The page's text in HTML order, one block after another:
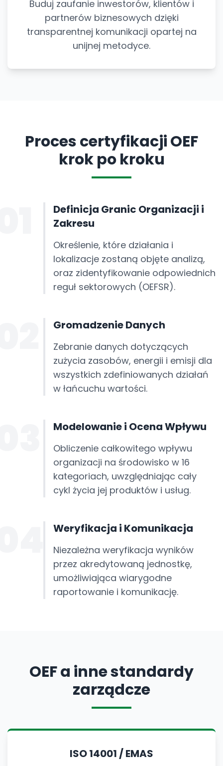
Buduj zaufanie inwestorów, klientów i
partnerów biznesowych dzięki
transparentnej komunikacji opartej na
unijnej metodyce.
Proces certyfikacji OEF
krok po kroku
Definicja Granic Organizacji i
Zakresu
Określenie, które działania i
lokalizacje zostaną objęte analizą,
oraz zidentyfikowanie odpowiednich
reguł sektorowych (OEFSR).
Gromadzenie Danych
Zebranie danych dotyczących
zużycia zasobów, energii i emisji dla
wszystkich zdefiniowanych działań
w łańcuchu wartości.
Modelowanie i Ocena Wpływu
Obliczenie całkowitego wpływu
organizacji na środowisko w 16
kategoriach, uwzględniając cały
cykl życia jej produktów i usług.
Weryfikacja i Komunikacja
Niezależna weryfikacja wyników
przez akredytowaną jednostkę,
umożliwiająca wiarygodne
raportowanie i komunikację.
OEF a inne standardy
zarządcze
ISO 14001 / EMAS